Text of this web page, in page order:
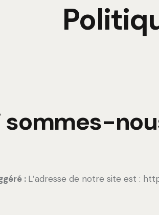
sommes-
: L’adresse de notre site est :